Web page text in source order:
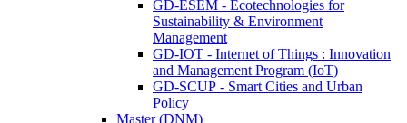
GD-ESEM - Ecotechnologies for
Sustainability & Environment
Management
GD-IOT - Internet of Things : Innovation
and Management Program (IoT)
GD-SCUP - Smart Cities and Urban
Policy
Master (DNM)